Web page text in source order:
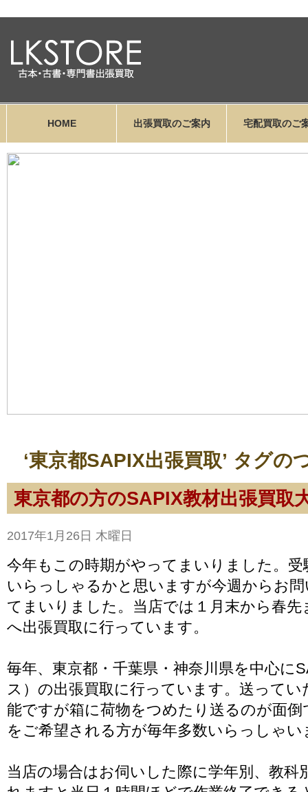
HOME 出張買取のご案内 宅配買取のご
‘東京都SAPIX出張買取’ タグの
東京都の方のSAPIX教材出張買取
2017年1月26日 木曜日
今年もこの時期がやってまいりました。
いらっしゃるかと思いますが今週からお
てまいりました。当店では１月末から春先
へ出張買取に行っています。
毎年、東京都・千葉県・神奈川県を中心に
ス）の出張買取に行っています。送って
能ですが箱に荷物をつめたり送るのが面
をご希望される方が毎年多数いらっしゃい
当店の場合はお伺いした際に学年別、教科